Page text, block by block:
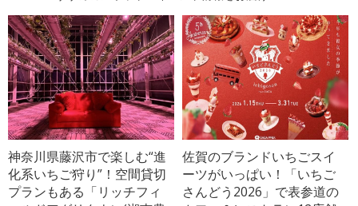
神奈川県藤沢市で楽しむ“進
化系いちご狩り”！空間貸切
プランもある「リッチフィ
佐賀のブランドいちごスイ
ーツがいっぱい！「いちご
さんどう2026」で表参道の